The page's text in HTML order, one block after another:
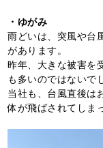
・ゆがみ
雨どいは、突風や台
があります。
昨年、大きな被害を
も多いのではないで
当社も、台風直後は
体が飛ばされてしま